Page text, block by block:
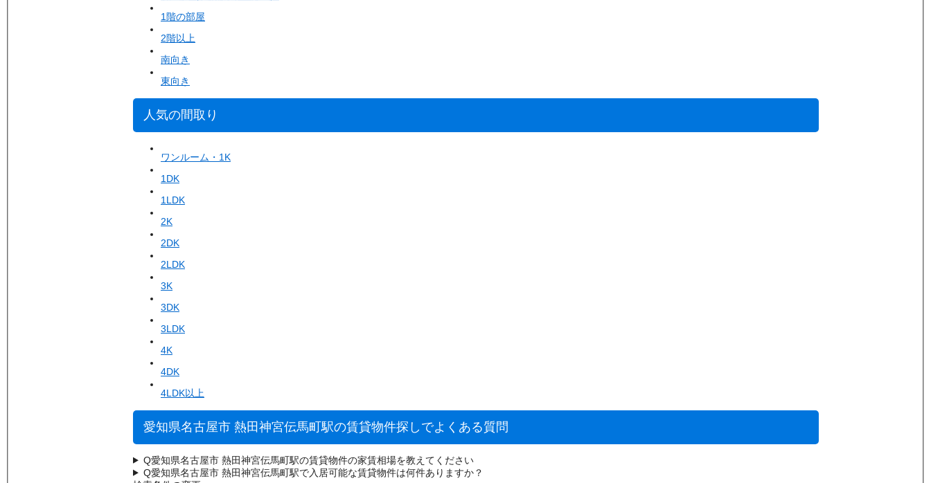
1階の部屋
2階以上
南向き
東向き
人気の間取り
ワンルーム・1K
1DK
1LDK
2K
2DK
2LDK
3K
3DK
3LDK
4K
4DK
4LDK以上
愛知県名古屋市 熱田神宮伝馬町駅の賃貸物件探しでよくある質問
Q愛知県名古屋市 熱田神宮伝馬町駅の賃貸物件の家賃相場を教えてください
Q愛知県名古屋市 熱田神宮伝馬町駅で入居可能な賃貸物件は何件ありますか？